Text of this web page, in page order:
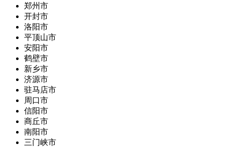
郑州市
开封市
洛阳市
平顶山市
安阳市
鹤壁市
新乡市
济源市
驻马店市
周口市
信阳市
商丘市
南阳市
三门峡市